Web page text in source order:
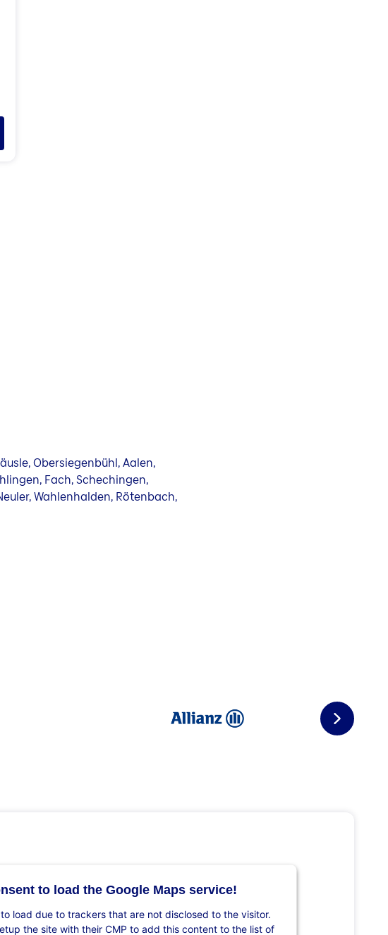
Obersiegenbühl, Aalen,
Fach, Schechingen,
Wahlenhalden, Rötenbach,
to load the Google Maps service!
load due to trackers that are not disclosed to the visitor.
the site with their CMP to add this content to the list of